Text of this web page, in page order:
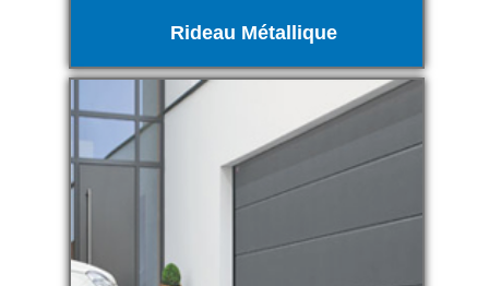
Rideau Métallique